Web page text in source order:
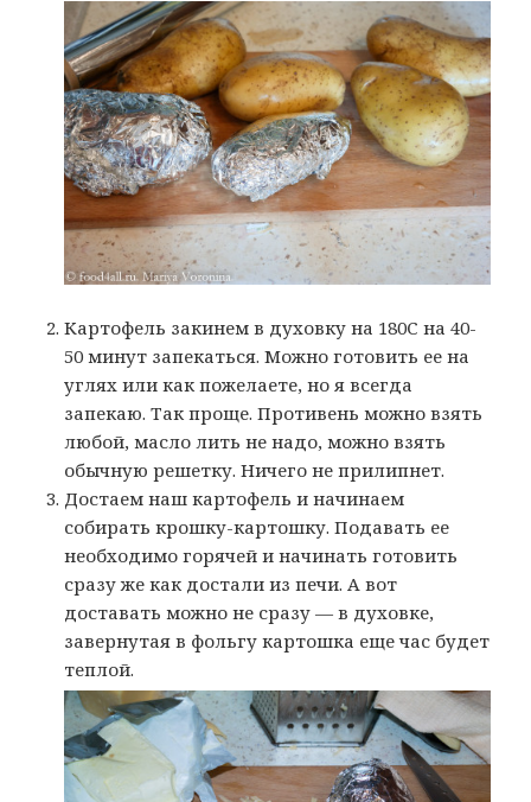
Картофель закинем в духовку на 180С на 40-
50 минут запекаться. Можно готовить ее на
углях или как пожелаете, но я всегда
запекаю. Так проще. Противень можно взять
любой, масло лить не надо, можно взять
обычную решетку. Ничего не прилипнет.
Достаем наш картофель и начинаем
собирать крошку-картошку. Подавать ее
необходимо горячей и начинать готовить
сразу же как достали из печи. А вот
доставать можно не сразу — в духовке,
завернутая в фольгу картошка еще час будет
теплой.